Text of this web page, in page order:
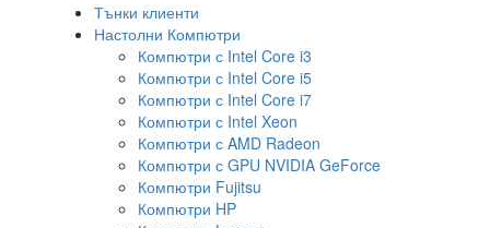
Тънки клиенти
Настолни Компютри
Компютри с Intel Core i3
Компютри с Intel Core i5
Компютри с Intel Core i7
Компютри с Intel Xeon
Компютри с AMD Radeon
Компютри с GPU NVIDIA GeForce
Компютри Fujitsu
Компютри HP